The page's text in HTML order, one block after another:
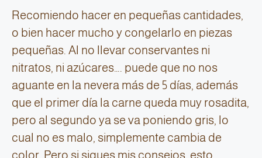
Recomiendo hacer en pequeñas cantidades,
o bien hacer mucho y congelarlo en piezas
pequeñas. Al no llevar conservantes ni
nitratos, ni azúcares…. puede que no nos
aguante en la nevera más de 5 días, además
que el primer día la carne queda muy rosadita,
pero al segundo ya se va poniendo gris, lo
cual no es malo, simplemente cambia de
color. Pero si sigues mis consejos, esto